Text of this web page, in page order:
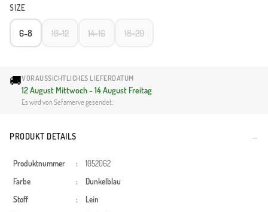
SIZE
6-8 10-12 14-16 18-20
🚚VORAUSSICHTLICHES LIEFERDATUM
12 August Mittwoch - 14 August Freitag
Es wird von Sefamerve gesendet.
PRODUKT DETAILS
Produktnummer :
1052062
Farbe
:
Dunkelblau
Stoff
:
Lein